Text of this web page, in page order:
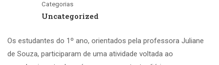
Categorias
Uncategorized
Os estudantes do 1º ano, orientados pela professora Juliane
de Souza, participaram de uma atividade voltada ao